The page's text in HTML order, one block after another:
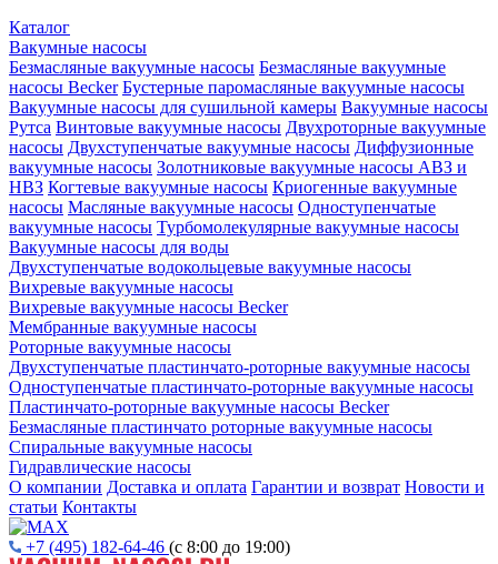
Каталог
Вакумные насосы
Безмасляные вакуумные насосы Безмасляные вакуумные
насосы Becker Бустерные паромасляные вакуумные насосы
Вакуумные насосы для сушильной камеры Вакуумные насосы
Рутса Винтовые вакуумные насосы Двухроторные вакуумные
насосы Двухступенчатые вакуумные насосы Диффузионные
вакуумные насосы Золотниковые вакуумные насосы АВЗ и
НВЗ Когтевые вакуумные насосы Криогенные вакуумные
насосы Масляные вакуумные насосы Одноступенчатые
вакуумные насосы Турбомолекулярные вакуумные насосы
Вакуумные насосы для воды
Двухступенчатые водокольцевые вакуумные насосы
Вихревые вакуумные насосы
Вихревые вакуумные насосы Becker
Мембранные вакуумные насосы
Роторные вакуумные насосы
Двухступенчатые пластинчато-роторные вакуумные насосы
Одноступенчатые пластинчато-роторные вакуумные насосы
Пластинчато-роторные вакуумные насосы Becker
Безмасляные пластинчато роторные вакуумные насосы
Спиральные вакуумные насосы
Гидравлические насосы
О компании Доставка и оплата Гарантии и возврат Новости и
статьи Контакты
+7 (495) 182-64-46 (с 8:00 до 19:00)